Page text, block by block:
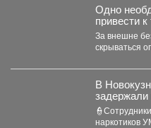
Одно
привести к
За внешне
скрываться
их...
В
задержали
наркотиков